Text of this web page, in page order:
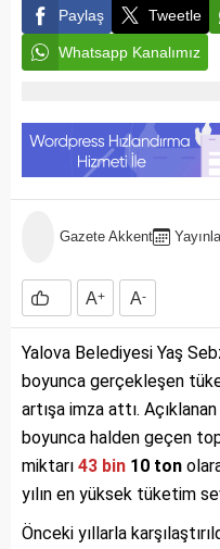
Paylaş Tweetle
Whatsapp Kanalımız
Gazete Akkent
A+ A-
Yalova Belediyesi Yaş
boyunca gerçekleşen
artışa imza attı.
boyunca halden geçen
miktarı 43 bin 10 ton
yılın en yüksek tüketim
Önceki yıllarla